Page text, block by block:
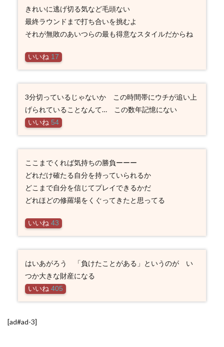
きれいに逃げ切る気など毛頭ない
最終ラウンドまで打ち合いを挑むよ
それが無敗のあいつらの最も得意なスタイルだからね
いいね 17
3分切っているじゃないか この時間帯にウチが追い上
げられていることなんて… この数年記憶にない
いいね 54
ここまでくれば気持ちの勝負ーーー
どれだけ確たる自分を持っていられるか
どこまで自分を信じてプレイできるかだ
どれほどの修羅場をくぐってきたと思ってる
いいね 43
はいあがろう 「負けたことがある」というのが い
つか大きな財産になる
いいね 405
[ad#ad-3]